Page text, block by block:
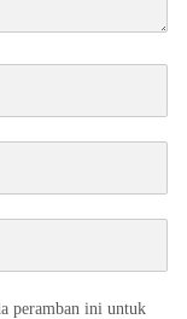
peramban ini untuk